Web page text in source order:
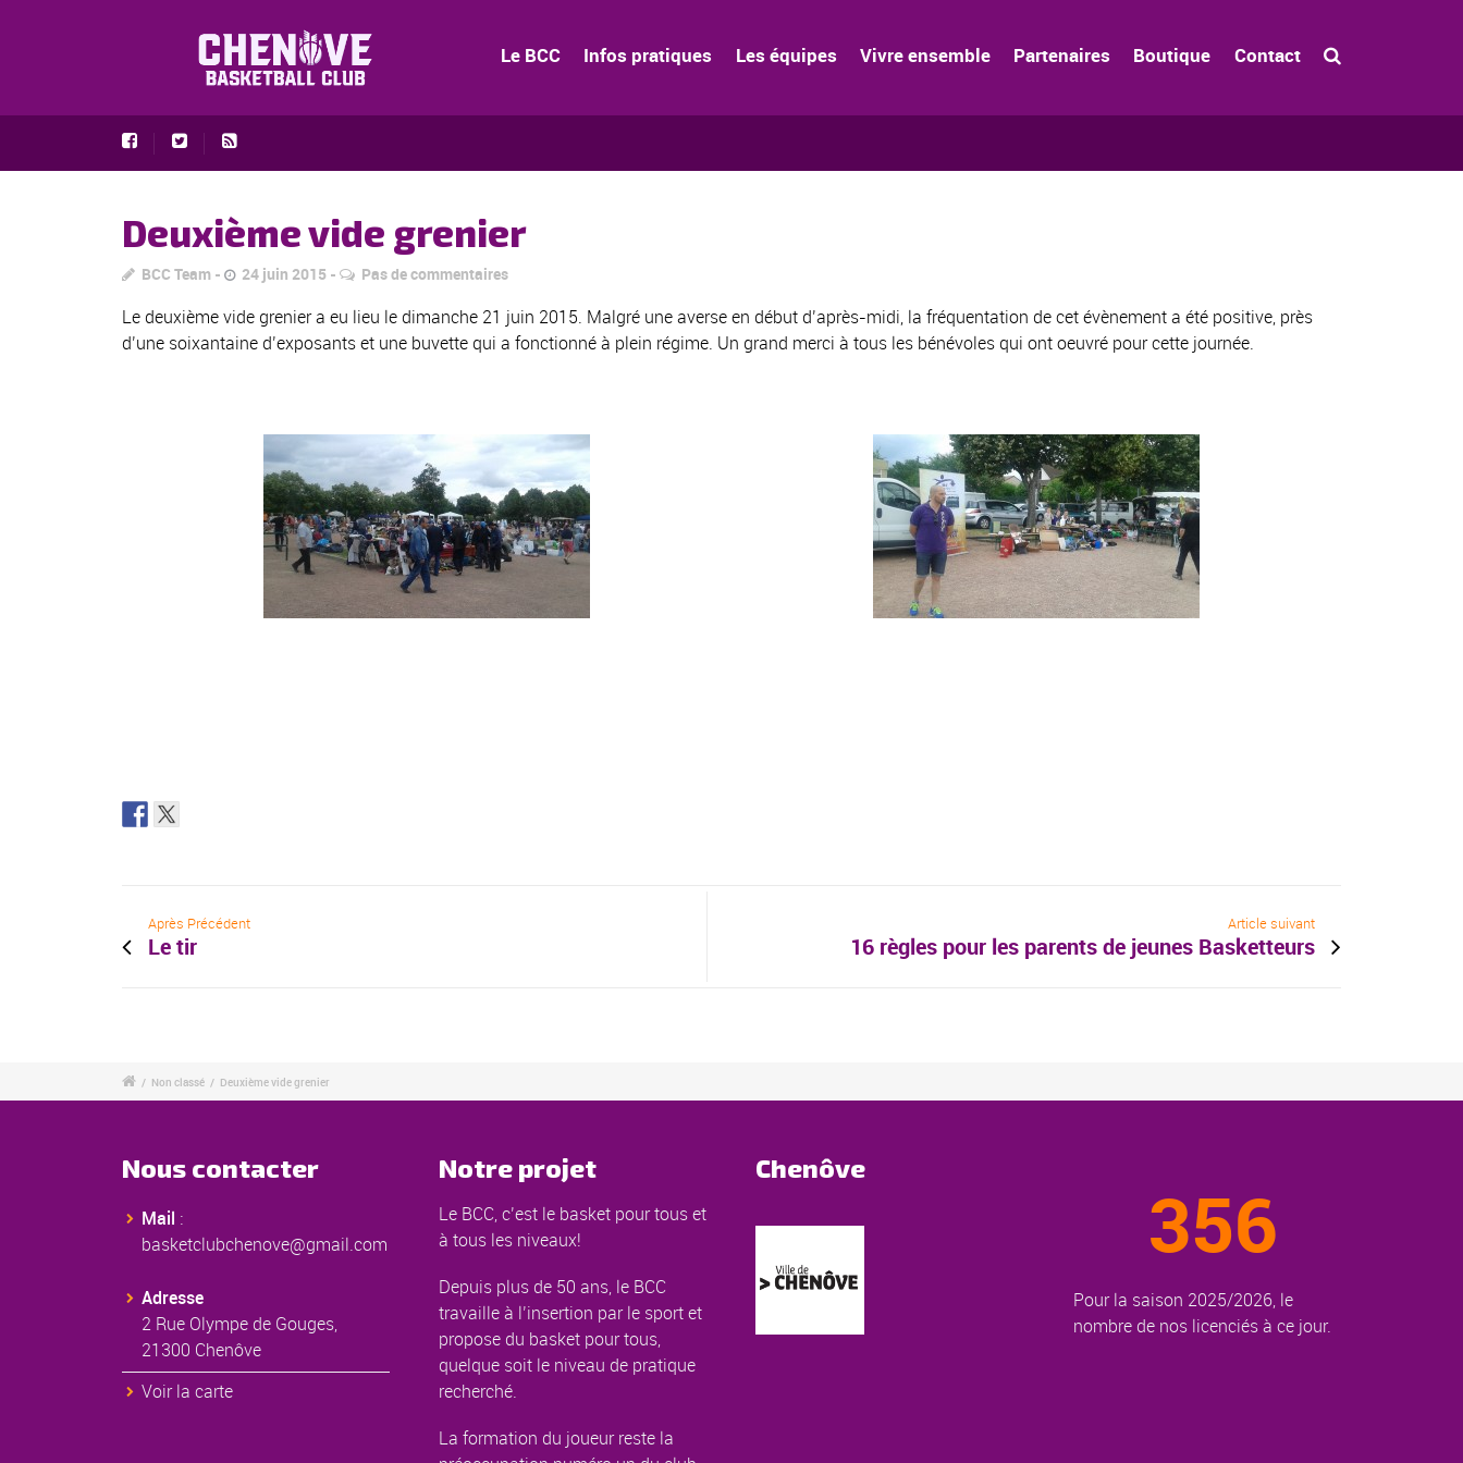
Le BCC Infos pratiques Les équipes Vivre ensemble Partenaires Boutique Contact
Deuxième vide grenier
BCC Team 24 juin 2015 Pas de commentaires
Le deuxième vide grenier a eu lieu le dimanche 21 juin 2015. Malgré une averse en début d’après-midi, la fréquentation de cet évènement a été positive, près
d’une soixantaine d’exposants et une buvette qui a fonctionné à plein régime. Un grand merci à tous les bénévoles qui ont oeuvré pour cette journée.
Après Précédent
Le tir
Article suivant
16 règles pour les parents de jeunes Basketteurs
/ Non classé / Deuxième vide grenier
Nous contacter
Mail :
basketclubchenove@gmail.com
Adresse
2 Rue Olympe de Gouges,
21300 Chenôve
Voir la carte
Notre projet
Le BCC, c’est le basket pour tous et
à tous les niveaux!
Depuis plus de 50 ans, le BCC
travaille à l’insertion par le sport et
propose du basket pour tous,
quelque soit le niveau de pratique
recherché.
La formation du joueur reste la
Chenôve
356
Pour la saison 2025/2026, le
nombre de nos licenciés à ce jour.